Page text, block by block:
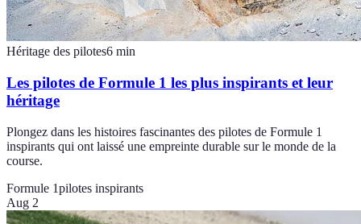
Héritage des pilotes6 min
Les pilotes de Formule 1 les plus inspirants et leur
héritage
Plongez dans les histoires fascinantes des pilotes de Formule 1
inspirants qui ont laissé une empreinte durable sur le monde de la
course.
Formule 1pilotes inspirants
Aug 2